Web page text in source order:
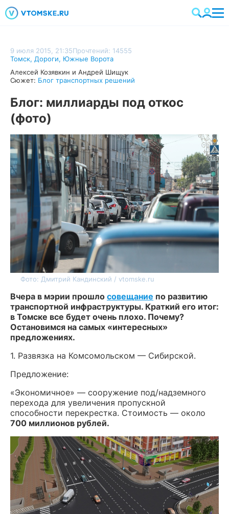
9 июля 2015, 21:35Прочтений: 14555
Томск, Дороги, Южные Ворота
Алексей Козявкин и Андрей Шищук
Сюжет: Блог транспортных решений
Блог: миллиарды под откос
(фото)
Фото: Дмитрий Кандинский / vtomske.ru
Вчера в мэрии прошло совещание по развитию
транспортной инфраструктуры. Краткий его итог:
в Томске все будет очень плохо. Почему?
Остановимся на самых «интересных»
предложениях.
1. Развязка на Комсомольском — Сибирской.
Предложение:
«Экономичное» — сооружение под/надземного
перехода для увеличения пропускной
способности перекрестка. Стоимость — около
700 миллионов рублей.